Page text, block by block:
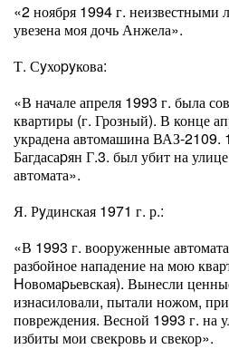
«2 ноября 1994 г. неизвестными
увезена моя дочь Анжела».
Т. Сyхоpyкова:
«В начале апреля 1993 г. была
квартиры (г. Грозный). В конце
украдена автомашина ВАЗ-
Багдасаpян Г.3. был убит на
автомата».
Я. Рyдинская 1971 г. р.:
«В 1993 г. вооруженные
разбойное нападение на мою
Hовомаpьевская). Вынесли
изнасиловали, пытали ножом,
повреждения. Весной 1993 г. на
избиты мои свекровь и свекор».